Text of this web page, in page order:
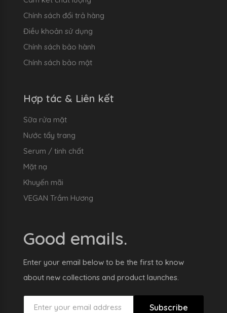
Chính sách đổi trả hàng
Điều khoản sử dụng
Chính sách bảo hành
Chính sách bảo mật
Hợp tác & Liên kết
Sữa rửa mặt
Nước tẩy trang
Serum / tinh chất
Mặt nạ
Khuyến mãi
VEGAN Trầm Hương
Good emails.
Enter your email below to be the first to know
about new collections and product launches.
Subscribe